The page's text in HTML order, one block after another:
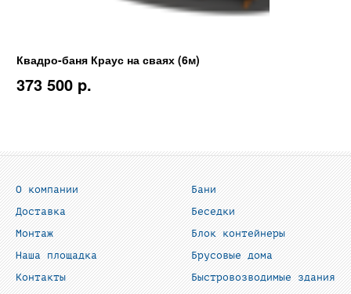
Квадро-баня Краус на сваях (6м)
373 500 p.
О компании
Доставка
Монтаж
Наша площадка
Контакты
Бани
Беседки
Блок контейнеры
Брусовые дома
Быстровозводимые здания